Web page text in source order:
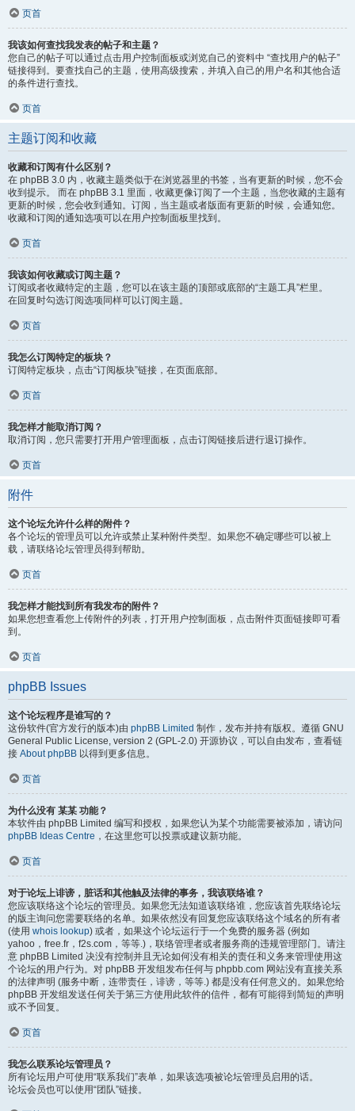
页首
我该如何查找我发表的帖子和主题？
您自己的帖子可以通过点击用户控制面板或浏览自己的资料中 “查找用户的帖子”
链接得到。要查找自己的主题，使用高级搜索，并填入自己的用户名和其他合适
的条件进行查找。
页首
主题订阅和收藏
收藏和订阅有什么区别？
在 phpBB 3.0 内，收藏主题类似于在浏览器里的书签，当有更新的时候，您不会
收到提示。 而在 phpBB 3.1 里面，收藏更像订阅了一个主题，当您收藏的主题有
更新的时候，您会收到通知。订阅，当主题或者版面有更新的时候，会通知您。
收藏和订阅的通知选项可以在用户控制面板里找到。
页首
我该如何收藏或订阅主题？
订阅或者收藏特定的主题，您可以在该主题的顶部或底部的“主题工具”栏里。
在回复时勾选订阅选项同样可以订阅主题。
页首
我怎么订阅特定的板块？
订阅特定板块，点击“订阅板块”链接，在页面底部。
页首
我怎样才能取消订阅？
取消订阅，您只需要打开用户管理面板，点击订阅链接后进行退订操作。
页首
附件
这个论坛允许什么样的附件？
各个论坛的管理员可以允许或禁止某种附件类型。如果您不确定哪些可以被上
载，请联络论坛管理员得到帮助。
页首
我怎样才能找到所有我发布的附件？
如果您想查看您上传附件的列表，打开用户控制面板，点击附件页面链接即可看
到。
页首
phpBB Issues
这个论坛程序是谁写的？
这份软件(官方发行的版本)由 phpBB Limited 制作，发布并持有版权。遵循 GNU
General Public License, version 2 (GPL-2.0) 开源协议，可以自由发布，查看链
接 About phpBB 以得到更多信息。
页首
为什么没有 某某 功能？
本软件由 phpBB Limited 编写和授权，如果您认为某个功能需要被添加，请访问
phpBB Ideas Centre ，在这里您可以投票或建议新功能。
页首
对于论坛上诽谤，脏话和其他触及法律的事务，我该联络谁？
您应该联络这个论坛的管理员。如果您无法知道该联络谁，您应该首先联络论坛
的版主询问您需要联络的名单。如果依然没有回复您应该联络这个域名的所有者
(使用 whois lookup) 或者，如果这个论坛运行于一个免费的服务器 (例如
yahoo，free.fr，f2s.com，等等.)，联络管理者或者服务商的违规管理部门。请注
意 phpBB Limited 决没有控制并且无论如何没有相关的责任和义务来管理使用这
个论坛的用户行为。对 phpBB 开发组发布任何与 phpbb.com 网站没有直接关系
的法律声明 (服务中断，连带责任，诽谤，等等.) 都是没有任何意义的。如果您给
phpBB 开发组发送任何关于第三方使用此软件的信件，都有可能得到简短的声明
或不予回复。
页首
我怎么联系论坛管理员？
所有论坛用户可使用“联系我们”表单，如果该选项被论坛管理员启用的话。
论坛会员也可以使用“团队”链接。